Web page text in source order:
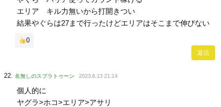
エリア キル力無いから打開きつい
結果やぐらは27まで行ったけどエリアはそこまで伸びない
0
返信
名無しのスプラトゥーン 2023.6.13 21:14
個人的に
ヤグラ>ホコ>エリア>アサリ